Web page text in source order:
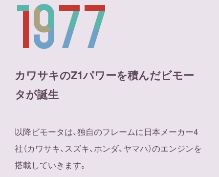
カワサキのZ1パワーを積んだビモー
タが誕生
以降ビモータは、独自のフレームに日本メーカー4
社（カワサキ、スズキ、ホンダ、ヤマハ）のエンジンを
搭載していきます。